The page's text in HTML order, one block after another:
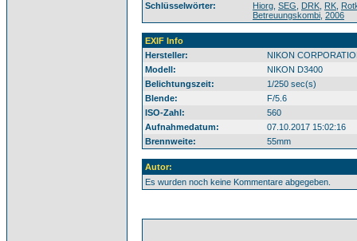
Schlüsselwörter: Hiorg SEG DRK RK
Betreuungskombi 2006
EXIF Info
Hersteller:
NIKON
Modell:
NIKON D3400
Belichtungszeit:
1/250 sec(s)
Blende:
F/5.6
ISO-Zahl:
560
Aufnahmedatum:
07.10.2017 15:02:16
Brennweite:
55mm
Autor:
Es wurden noch keine Kommentare abgegeben.